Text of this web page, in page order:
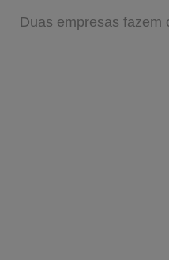
Duas empresas fazem